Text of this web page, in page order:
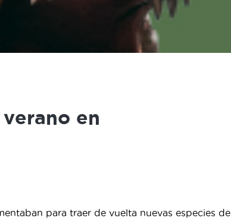
en
para traer de vuelta nuevas especies de